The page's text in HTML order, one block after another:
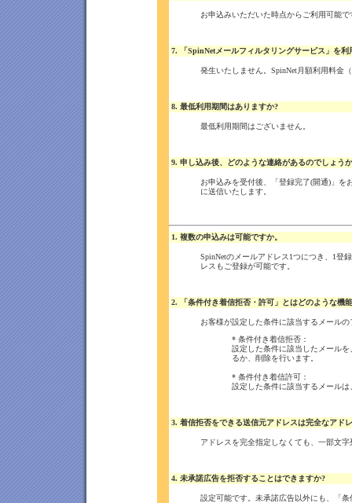
お申込みいただいた時点からご利用可能で
7. 「SpinNetメールフィルタリングサービス」を
発生いたしません。SpinNet月額利用料金
8. 最低利用期間はありますか?
最低利用期間はございません。
9. 申し込み後、どのような連絡があるのでしょう
お申込みを受付後、「登録完了(開通)」を
に送信いたします。
1. 複数の申込みは可能ですか。
SpinNetのメールアドレス1つにつき、1登
レスもご登録が可能です。
2. 「条件付き着信拒否・許可」とはどのような機
お客様が設定した条件に該当するメール
* 条件付き着信拒否：
設定した条件に該当したメール
るか、削除を行います。
* 条件付き着信許可：
設定した条件に該当するメール
3. 着信拒否をできる送信元アドレスは完全なアド
アドレスを完全指定しなくても、一部文
4. 未承諾広告を拒否することはできますか?
設定可能です。未承諾広告以外にも、「